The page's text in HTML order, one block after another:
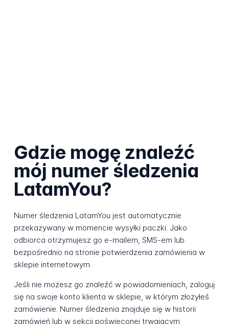
Gdzie mogę znaleźć
mój numer śledzenia
LatamYou?
Numer śledzenia LatamYou jest automatycznie
przekazywany w momencie wysyłki paczki. Jako
odbiorca otrzymujesz go e-mailem, SMS-em lub
bezpośrednio na stronie potwierdzenia zamówienia w
sklepie internetowym.
Jeśli nie możesz go znaleźć w powiadomieniach, zaloguj
się na swoje konto klienta w sklepie, w którym złożyłeś
zamówienie. Numer śledzenia znajduje się w historii
zamówień lub w sekcji poświęconej trwającym